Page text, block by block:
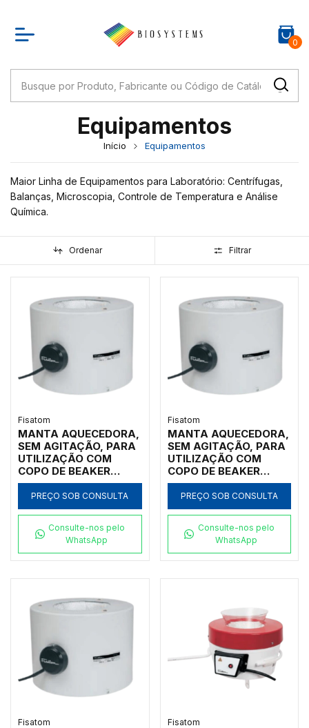
0
Equipamentos
Início Equipamentos
Maior Linha de Equipamentos para Laboratório: Centrífugas,
Balanças, Microscopia, Controle de Temperatura e Análise
Química.
Ordenar Filtrar
Fisatom
MANTA AQUECEDORA,
SEM AGITAÇÃO, PARA
UTILIZAÇÃO COM
COPO DE BEAKER
FORMA BAIXA DE
600ML, COM
REGULADOR
POTÊNCIA ATÉ 300ºC,
CLASSE 300, 110V -
MODELO 000671
PREÇO SOB CONSULTA
Consulte-nos pelo
WhatsApp
Fisatom
MANTA AQUECEDORA,
SEM AGITAÇÃO, PARA
UTILIZAÇÃO COM
COPO DE BEAKER
FORMA BAIXA DE
400ML, COM
REGULADOR
POTÊNCIA ATÉ 300ºC,
CLASSE 300, 110V -
MODELO 000471
PREÇO SOB CONSULTA
Consulte-nos pelo
WhatsApp
Fisatom Fisatom